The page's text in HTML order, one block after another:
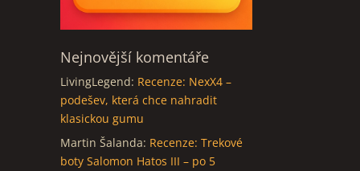
Nejnovější komentáře
LivingLegend: Recenze: NexX4 –
podešev, která chce nahradit
klasickou gumu
Martin Šalanda: Recenze: Trekové
boty Salomon Hatos III – po 5